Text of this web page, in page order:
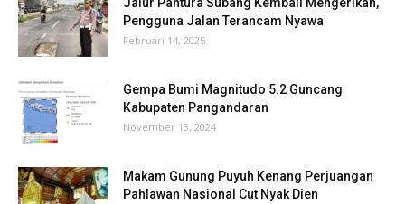
Pengguna Jalan Terancam Nyawa
Februari 14, 2025
Gempa Bumi Magnitudo 5.2 Guncang
Kabupaten Pangandaran
November 13, 2024
Makam Gunung Puyuh Kenang Perjuangan
Pahlawan Nasional Cut Nyak Dien